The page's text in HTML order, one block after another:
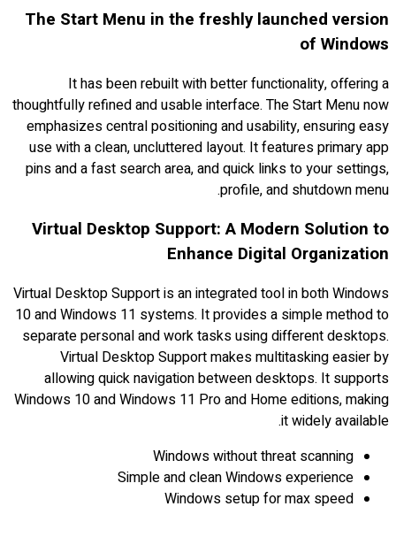
The Start Menu in the freshly launched version
of Windows
It has been rebuilt with better functionality, offering a
thoughtfully refined and usable interface. The Start Menu now
emphasizes central positioning and usability, ensuring easy
use with a clean, uncluttered layout. It features primary app
pins and a fast search area, and quick links to your settings,
profile, and shutdown menu.
Virtual Desktop Support: A Modern Solution to
Enhance Digital Organization
Virtual Desktop Support is an integrated tool in both Windows
10 and Windows 11 systems. It provides a simple method to
separate personal and work tasks using different desktops.
Virtual Desktop Support makes multitasking easier by
allowing quick navigation between desktops. It supports
Windows 10 and Windows 11 Pro and Home editions, making
it widely available.
Windows without threat scanning
Simple and clean Windows experience
Windows setup for max speed